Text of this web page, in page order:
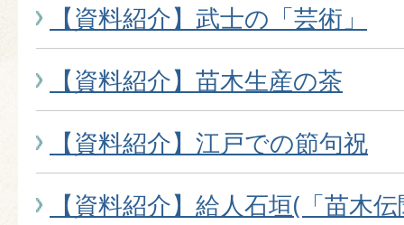
【資料紹介】武士の「芸術」
【資料紹介】苗木生産の茶
【資料紹介】江戸での節句祝
【資料紹介】給人石垣(「苗木